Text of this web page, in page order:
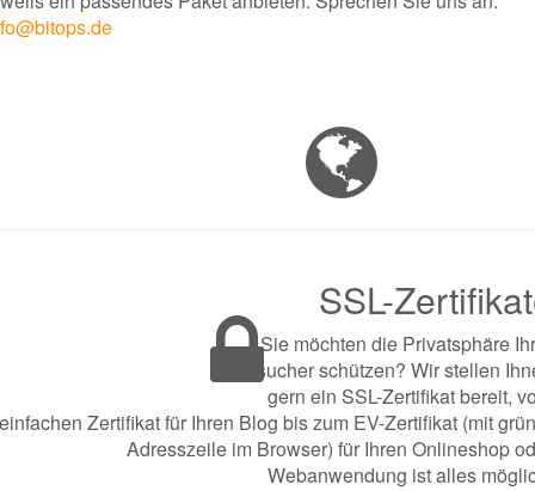
SSL-
Sie möchten die Privatsphäre
Besucher schützen? Wir stellen
gern ein SSL-Zertifikat bereit,
einfachen Zertifikat für Ihren Blog bis zum EV-Zertifikat (mit
Adresszeile im Browser) für Ihren Onlineshop
Webanwendung ist alles